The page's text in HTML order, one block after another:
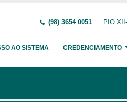
(98) 3654 0051 PIO
AO SISTEMA CREDENCIAMENTO